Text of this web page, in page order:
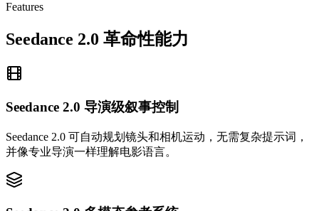
Features
Seedance 2.0 革命性能力
Seedance 2.0 导演级叙事控制
Seedance 2.0 可自动规划镜头和相机运动，无需复杂提示词，
并像专业导演一样理解电影语言。